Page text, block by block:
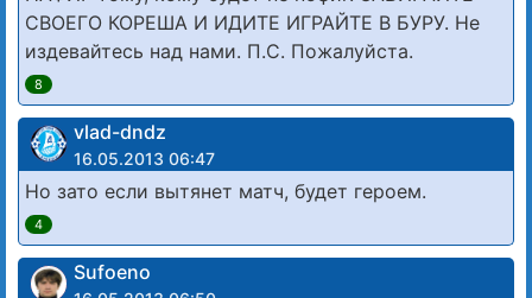
СВОЕГО КОРЕША И ИДИТЕ ИГРАЙТЕ В БУРУ. Не
издевайтесь над нами. П.С. Пожалуйста.
8
vlad-dndz
16.05.2013 06:47
Но зато если вытянет матч, будет героем.
4
Sufoeno